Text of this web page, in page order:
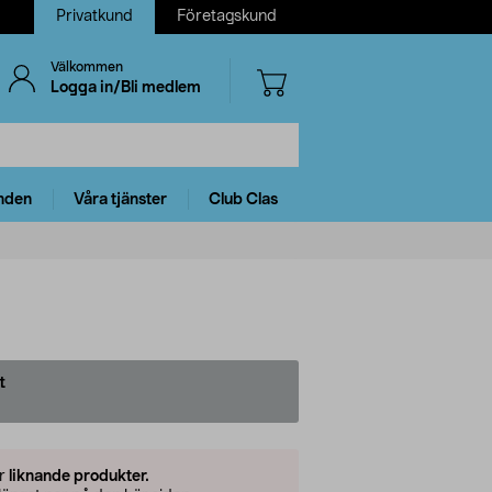
Privatkund Företagskund
Välkommen
Logga in/Bli medlem
Våra tjänster Club Clas
liknande produkter.